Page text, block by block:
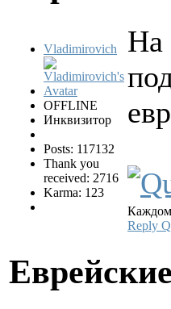
Vladimirovich
OFFLINE
Инквизитор
Posts: 117132
Thank you
received: 2716
Karma: 123
На
Reply